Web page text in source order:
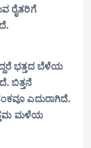
ರೈತರಿಗೆ
ಭತ್ತದ ಬೆಳೆಯ
ಬಿತ್ತನೆ
ಎದುರಾಗಿದೆ.
ಉತ್ತಮ ಮಳೆಯ